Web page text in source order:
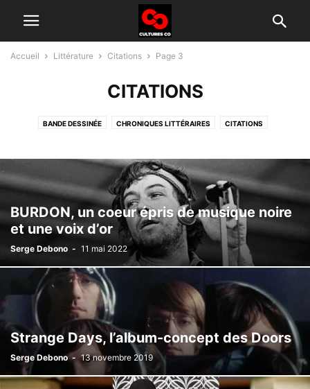
Accueil Littérature Citations Page 3
CITATIONS
BANDE DESSINÉE CHRONIQUES LITTÉRAIRES CITATIONS
BURDON, un coeur épris de musique noire
et une voix d’or
Serge Debono - 11 mai 2022
Strange Days, l’album-concept des Doors
Serge Debono - 13 novembre 2019